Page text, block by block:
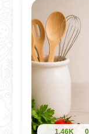
1,46K 0